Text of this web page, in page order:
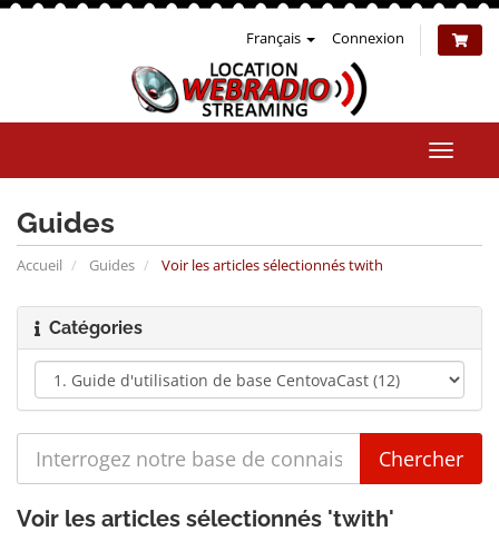
Français Connexion
la
Guides
Accueil Guides Voir les articles sélectionnés twith
Catégories
Voir les articles sélectionnés 'twith'